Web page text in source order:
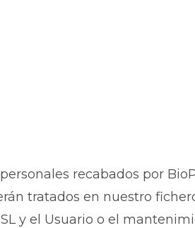
recabados por
tratados en nuestro
y el Usuario o el